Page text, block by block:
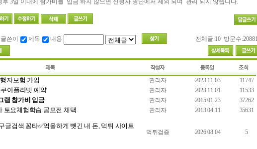
후 3일 이내에 참가비를 입금 하지 않으면 신청자 명단에서 제외 되며 관리 되지 않습니다.
글쓴이 제목 내용 전체글:10 방문수
자보험 가입 관리자 2023.11.03
11747
아플라넷 예약 관리자 2023.11.01
11533
램 참가비 입금 관리자 2015.01.23
37262
토요체험학습 공모전 채택 관리자 2013.04.11 35631
글검색 꽁타✅억울하게 뺏긴 내 돈, 먹튀 사이트
먹튀검증 2026.08.04 5